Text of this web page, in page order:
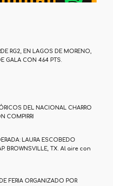
RG2, EN LAGOS DE MORENO,
GALA CON 464 PTS.
DEL NACIONAL CHARRO
COMPIRRI
LAURA ESCOBEDO
BROWNSVILLE, TX. Al aire con
FERIA ORGANIZADO POR